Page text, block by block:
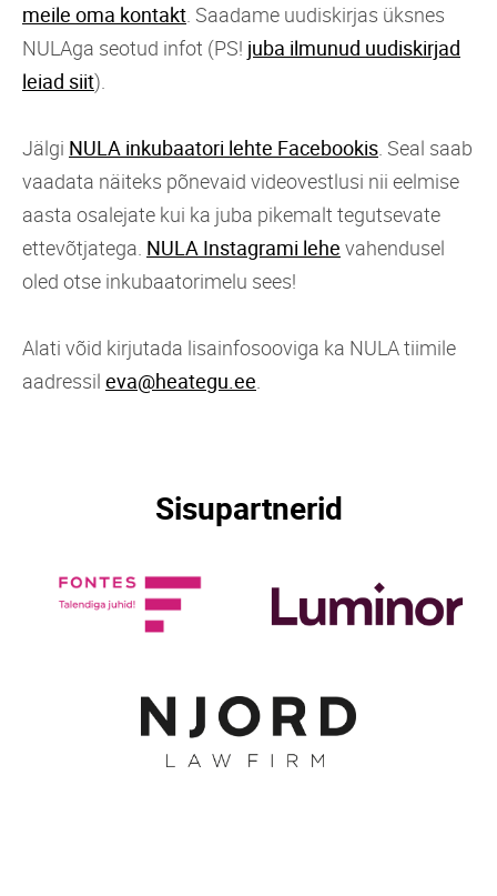
meile oma kontakt. Saadame uudiskirjas üksnes
NULAga seotud infot (PS! juba ilmunud uudiskirjad
leiad siit).
Jälgi NULA inkubaatori lehte Facebookis. Seal saab
vaadata näiteks põnevaid videovestlusi nii eelmise
aasta osalejate kui ka juba pikemalt tegutsevate
ettevõtjatega. NULA Instagrami lehe vahendusel
oled otse inkubaatorimelu sees!
Alati võid kirjutada lisainfosooviga ka NULA tiimile
aadressil eva@heategu.ee.
Sisupartnerid